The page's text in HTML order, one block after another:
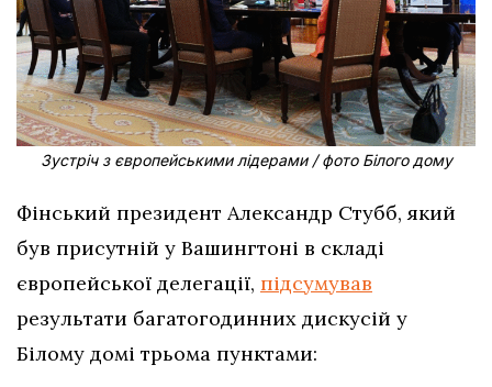
Зустріч з європейськими лідерами / фото Білого дому
Фінський президент Александр Стубб, який
був присутній у Вашингтоні в складі
європейської делегації, підсумував
результати багатогодинних дискусій у
Білому домі трьома пунктами: